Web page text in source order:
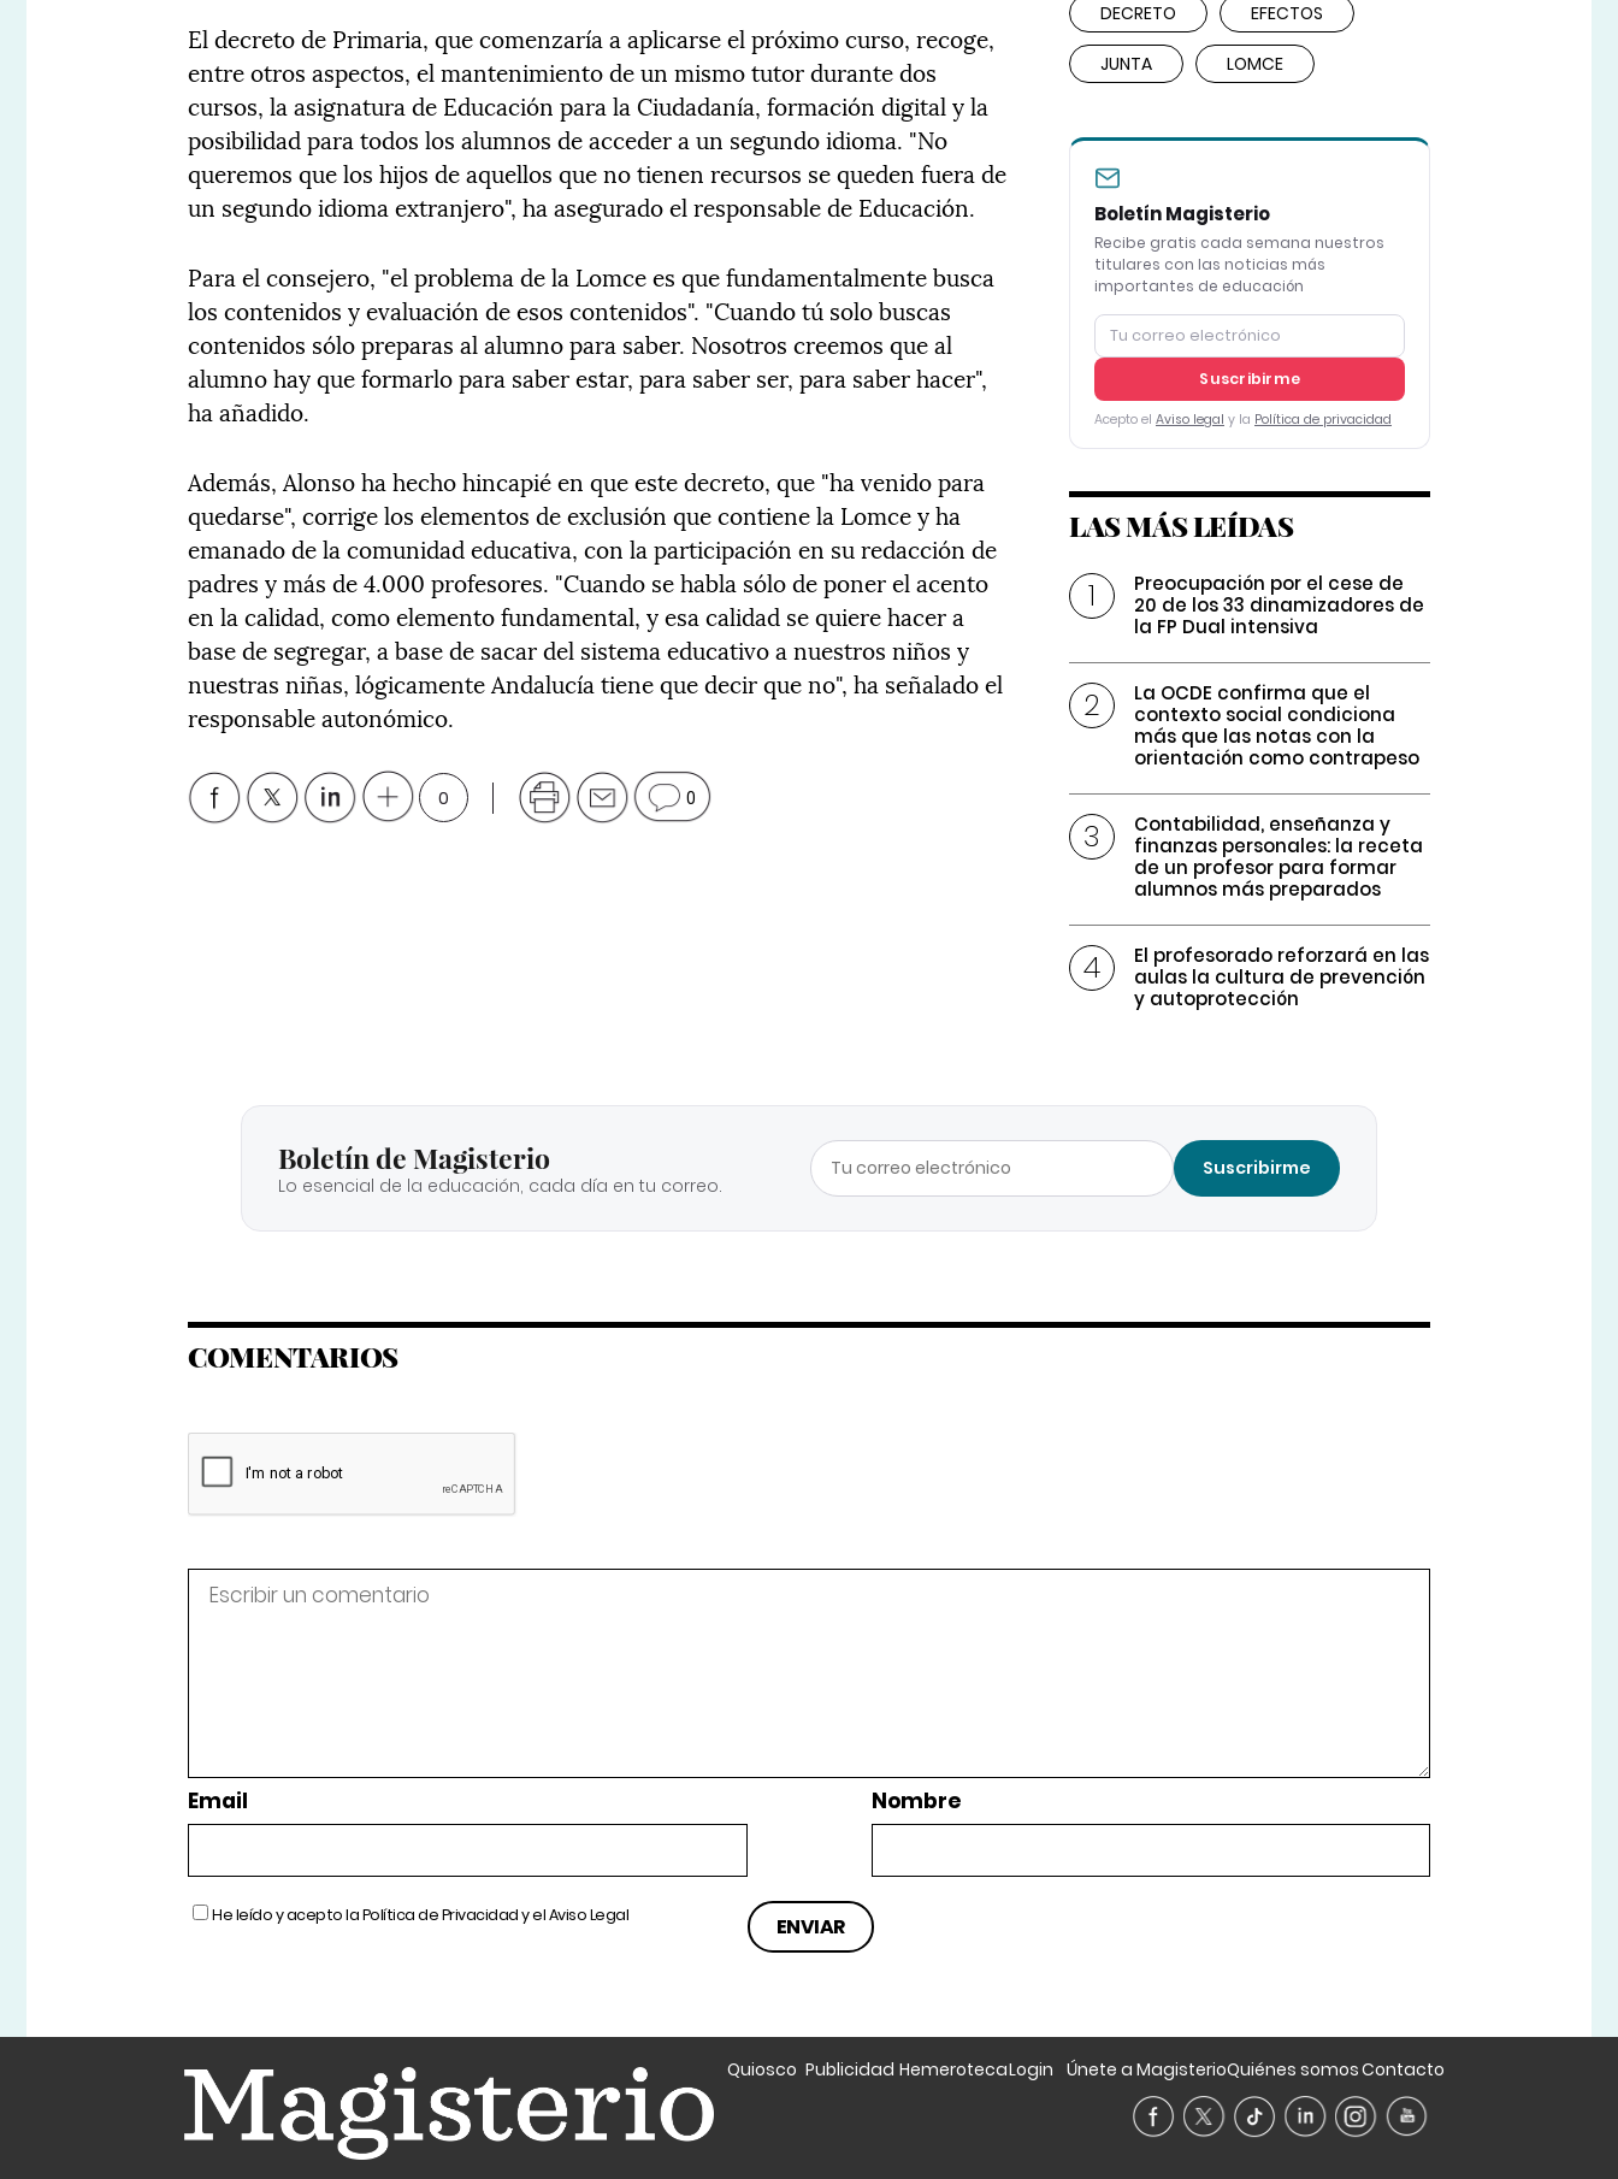
El decreto de Primaria, que comenzaría a aplicarse el próximo curso, recoge,
entre otros aspectos, el mantenimiento de un mismo tutor durante dos
cursos, la asignatura de Educación para la Ciudadanía, formación digital y la
posibilidad para todos los alumnos de acceder a un segundo idioma. "No
queremos que los hijos de aquellos que no tienen recursos se queden fuera de
un segundo idioma extranjero", ha asegurado el responsable de Educación.
Para el consejero, "el problema de la Lomce es que fundamentalmente busca
los contenidos y evaluación de esos contenidos". "Cuando tú solo buscas
contenidos sólo preparas al alumno para saber. Nosotros creemos que al
alumno hay que formarlo para saber estar, para saber ser, para saber hacer",
ha añadido.
Además, Alonso ha hecho hincapié en que este decreto, que "ha venido para
quedarse", corrige los elementos de exclusión que contiene la Lomce y ha
emanado de la comunidad educativa, con la participación en su redacción de
padres y más de 4.000 profesores. "Cuando se habla sólo de poner el acento
en la calidad, como elemento fundamental, y esa calidad se quiere hacer a
base de segregar, a base de sacar del sistema educativo a nuestros niños y
nuestras niñas, lógicamente Andalucía tiene que decir que no", ha señalado el
responsable autonómico.
0 0
DECRETO EFECTOS
JUNTA LOMCE
Boletín Magisterio
Recibe gratis cada semana nuestros
titulares con las noticias más
importantes de educación
Suscribirme
Acepto el Aviso legal y la Política de privacidad
LAS MÁS LEÍDAS
Preocupación por el cese de
20 de los 33 dinamizadores de
la FP Dual intensiva
La OCDE confirma que el
contexto social condiciona
más que las notas con la
orientación como contrapeso
Contabilidad, enseñanza y
finanzas personales: la receta
de un profesor para formar
alumnos más preparados
El profesorado reforzará en las
aulas la cultura de prevención
y autoprotección
Boletín de Magisterio
Lo esencial de la educación, cada día en tu correo.
Suscribirme
COMENTARIOS
Email Nombre
He leído y acepto laPolítica de Privacidady elAviso Legal
Quiosco Publicidad HemerotecaLogin Únete a MagisterioQuiénes somosContacto